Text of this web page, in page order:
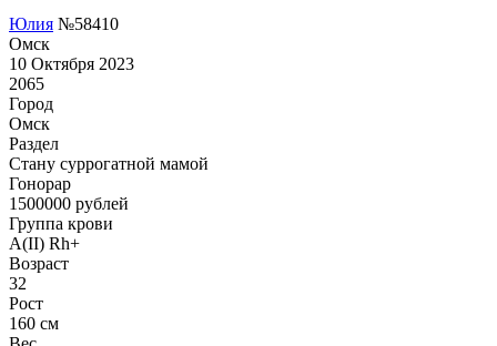
Юлия №58410
Омск
10 Октября 2023
2065
Город
Омск
Раздел
Cтану суррогатной мамой
Гонoрар
1500000 рублей
Группа крови
A(II) Rh+
Возраст
32
Рост
160 см